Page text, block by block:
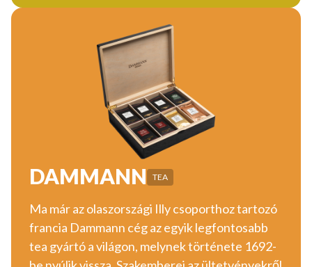
DAMMANN TEA
Ma már az olaszországi Illy csoporthoz tartozó
francia Dammann cég az egyik legfontosabb
tea gyártó a világon, melynek története 1692-